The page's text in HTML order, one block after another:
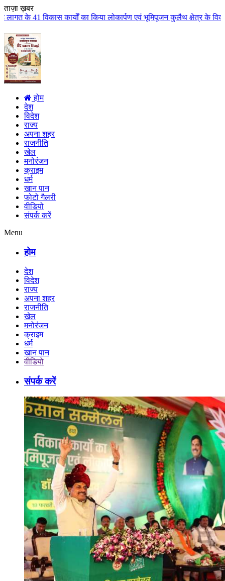
ताज़ा ख़बर
किया लोकार्पण एवं भूमिपूजन कुलैथ क्षेत्र के विकास के लिये की बड़ी-
होम
देश
विदेश
राज्य
अपना शहर
राजनीति
खेल
मनोरंजन
क्राइम
धर्म
खान पान
फोटो गैलरी
वीडियो
संपर्क करें
Menu
होम
देश
विदेश
राज्य
अपना शहर
राजनीति
खेल
मनोरंजन
क्राइम
धर्म
खान पान
वीडियो
संपर्क करें